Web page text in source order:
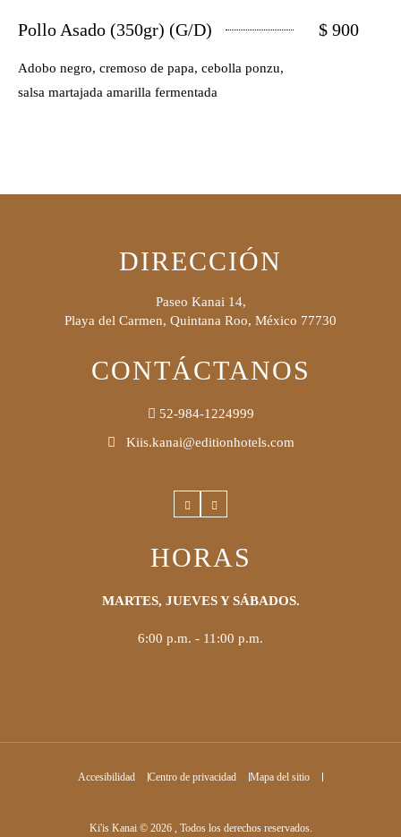
Pollo Asado (350gr) (G/D) $ 900
Adobo negro, cremoso de papa, cebolla ponzu,
salsa martajada amarilla fermentada
DIRECCIÓN
Paseo Kanai 14,
Playa del Carmen, Quintana Roo, México 77730
CONTÁCTANOS
52-984-1224999
Kiis.kanai@editionhotels.com
FacebookInstagram
HORAS
MARTES, JUEVES Y SÁBADOS.
6:00 p.m. - 11:00 p.m.
Accesibilidad Centro de privacidad Mapa del sitio
Ki'is Kanai © 2026 , Todos los derechos reservados.